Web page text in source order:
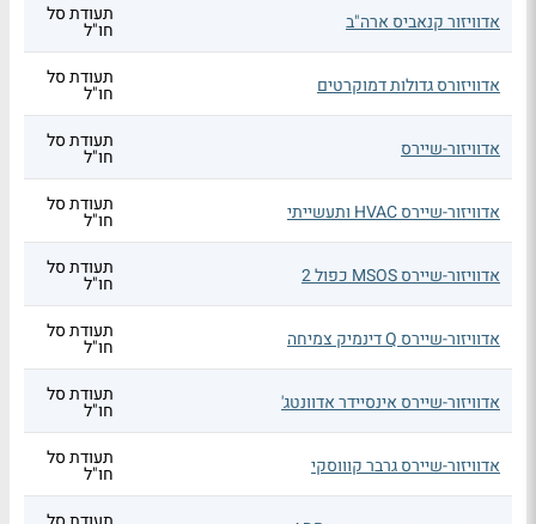
אדוויזור קנאביס ארה"ב תעודת סל
חו"ל
אדוויזורס גדולות דמוקרטים תעודת סל
חו"ל
אדוויזור-שיירס תעודת סל
חו"ל
אדוויזור-שיירס HVAC ותעשייתי תעודת סל
חו"ל
אדוויזור-שיירס MSOS כפול 2 תעודת סל
חו"ל
אדוויזור-שיירס Q דינמיק צמיחה תעודת סל
חו"ל
אדוויזור-שיירס אינסיידר אדוונטג' תעודת סל
חו"ל
אדוויזור-שיירס גרבר קוווסקי תעודת סל
חו"ל